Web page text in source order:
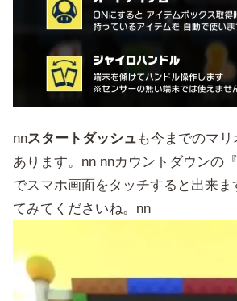
nnスタートダッシュ も今までのマ
あります。nn nnカウントダウンの『
でスマホ画面をタッチすると出来ま
てみてくださいね。nn